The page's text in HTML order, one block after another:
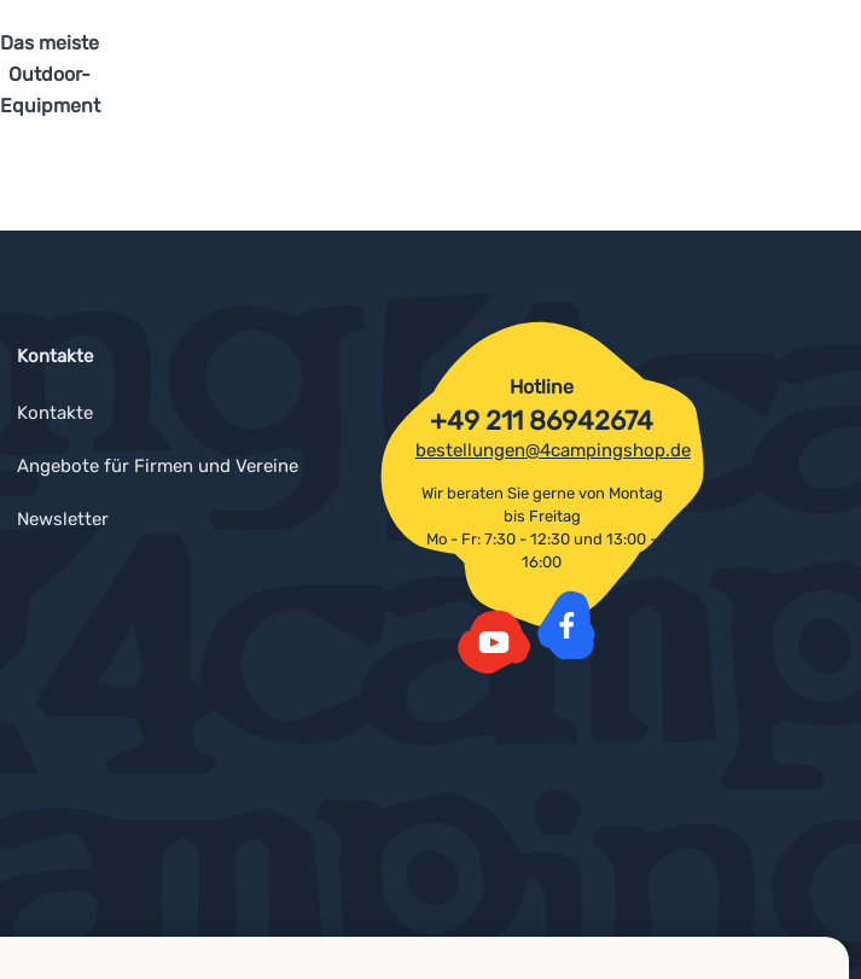
Das meiste
Outdoor-
Equipment
Kontakte
Kontakte
Angebote für Firmen und Vereine
Newsletter
Hotline
+49 211 86942674
bestellungen@4campingshop.de
Wir beraten Sie gerne von Montag
bis Freitag
Mo - Fr: 7:30 - 12:30 und 13:00 -
16:00